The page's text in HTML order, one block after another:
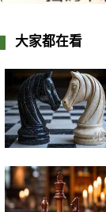
大家都在看